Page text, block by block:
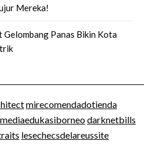
Mereka!
Gelombang Panas Bikin Kota
mirecomendadotienda
mediaedukasiborneodarknetbills
lesechecsdelareussite